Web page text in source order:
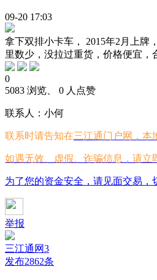
09-20 17:03
拿下双排小卡车， 2015年2月上牌
里数少，没拉过重货，价格便宜，
0
5083 浏览、 0 人点赞
联系人：小何
联系时请告知在三江通门户网，本
如遇无效、虚假、诈骗信息，请立
为了您的资金安全，请见面交易，
举报
三江通网3
发布2862条